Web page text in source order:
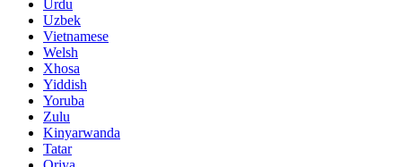
Urdu
Uzbek
Vietnamese
Welsh
Xhosa
Yiddish
Yoruba
Zulu
Kinyarwanda
Tatar